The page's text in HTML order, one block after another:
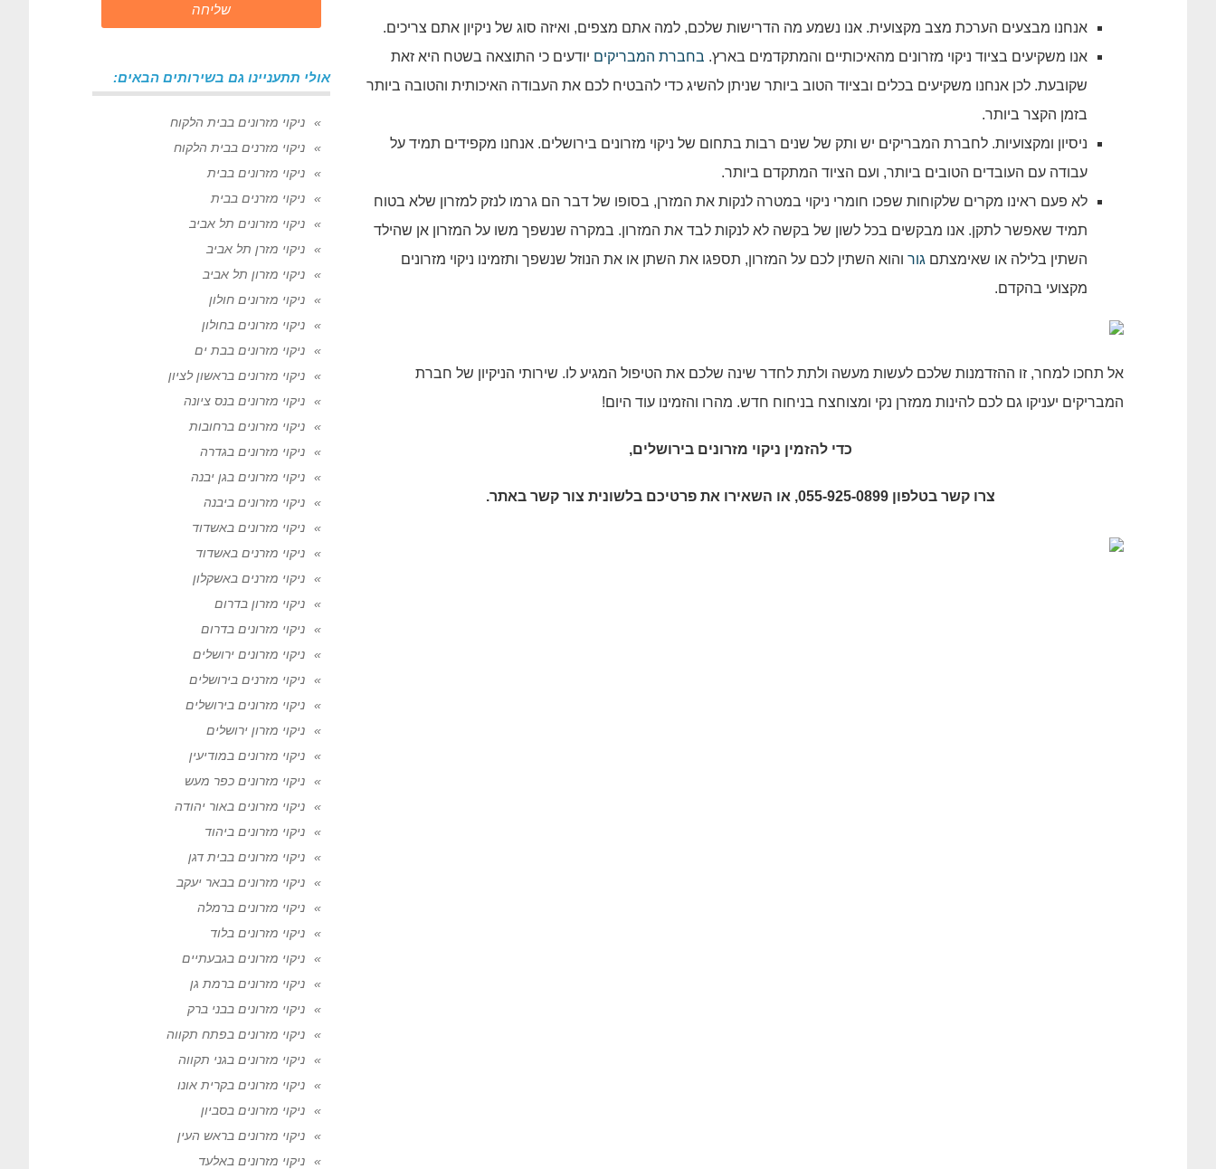
אנחנו מבצעים הערכת מצב מקצועית. אנו נשמע מה הדרישות שלכם, למה אתם מצפים, ואיזה סוג של ניקיון אתם צריכים.
אנו משקיעים בציוד ניקוי מזרונים מהאיכותיים והמתקדמים בארץ. בחברת המבריקים יודעים כי התוצאה בשטח היא זאת
שקובעת. לכן אנחנו משקיעים בכלים ובציוד הטוב ביותר שניתן להשיג כדי להבטיח לכם את העבודה האיכותית והטובה ביותר
בזמן הקצר ביותר.
ניסיון ומקצועיות. לחברת המבריקים יש ותק של שנים רבות בתחום של ניקוי מזרונים בירושלים. אנחנו מקפידים תמיד על
עבודה עם העובדים הטובים ביותר, ועם הציוד המתקדם ביותר.
לא פעם ראינו מקרים שלקוחות שפכו חומרי ניקוי במטרה לנקות את המזרן, בסופו של דבר הם גרמו לנזק למזרון שלא בטוח
תמיד שאפשר לתקן. אנו מבקשים בכל לשון של בקשה לא לנקות לבד את המזרון. במקרה שנשפך משו על המזרון אן שהילד
השתין בלילה או שאימצתם גור והוא השתין לכם על המזרון, תספגו את השתן או את הנוזל שנשפך ותזמינו ניקוי מזרונים
מקצועי בהקדם.
אל תחכו למחר, זו ההזדמנות שלכם לעשות מעשה ולתת לחדר שינה שלכם את הטיפול המגיע לו. שירותי הניקיון של חברת
המבריקים יעניקו גם לכם להינות ממזרן נקי ומצוחצח בניחוח חדש. מהרו והזמינו עוד היום!
כדי להזמין ניקוי מזרונים בירושלים,
צרו קשר בטלפון 055-925-0899, או השאירו את פרטיכם בלשונית צור קשר באתר.
שליחה
אולי תתעניינו גם בשירותים הבאים:
ניקוי מזרונים בבית הלקוח
ניקוי מזרנים בבית הלקוח
ניקוי מזרונים בבית
ניקוי מזרנים בבית
ניקוי מזרונים תל אביב
ניקוי מזרן תל אביב
ניקוי מזרון תל אביב
ניקוי מזרונים חולון
ניקוי מזרונים בחולון
ניקוי מזרונים בבת ים
ניקוי מזרונים בראשון לציון
ניקוי מזרונים בנס ציונה
ניקוי מזרונים ברחובות
ניקוי מזרונים בגדרה
ניקוי מזרונים בגן יבנה
ניקוי מזרונים ביבנה
ניקוי מזרונים באשדוד
ניקוי מזרנים באשדוד
ניקוי מזרנים באשקלון
ניקוי מזרון בדרום
ניקוי מזרונים בדרום
ניקוי מזרונים ירושלים
ניקוי מזרנים בירושלים
ניקוי מזרונים בירושלים
ניקוי מזרון ירושלים
ניקוי מזרונים במודיעין
ניקוי מזרונים כפר מעש
ניקוי מזרונים באור יהודה
ניקוי מזרונים ביהוד
ניקוי מזרונים בבית דגן
ניקוי מזרונים בבאר יעקב
ניקוי מזרונים ברמלה
ניקוי מזרונים בלוד
ניקוי מזרונים בגבעתיים
ניקוי מזרונים ברמת גן
ניקוי מזרונים בבני ברק
ניקוי מזרונים בפתח תקווה
ניקוי מזרונים בגני תקווה
ניקוי מזרונים בקרית אונו
ניקוי מזרונים בסביון
ניקוי מזרונים בראש העין
ניקוי מזרונים באלעד